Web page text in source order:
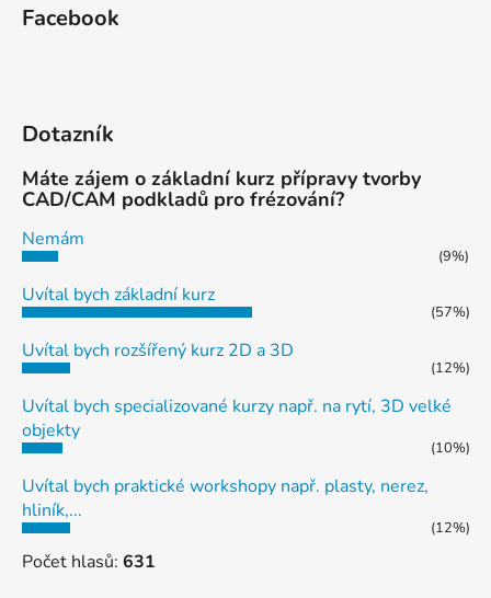
Facebook
Dotazník
Máte zájem o základní kurz přípravy tvorby
CAD/CAM podkladů pro frézování?
Nemám
(9%)
Uvítal bych základní kurz
(57%)
Uvítal bych rozšířený kurz 2D a 3D
(12%)
Uvítal bych specializované kurzy např. na rytí, 3D velké
objekty
(10%)
Uvítal bych praktické workshopy např. plasty, nerez,
hliník,...
(12%)
Počet hlasů: 631